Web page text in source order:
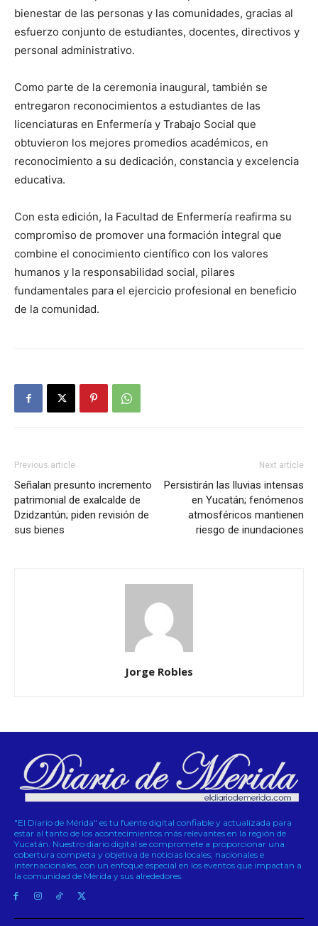
bienestar de las personas y las comunidades, gracias al
esfuerzo conjunto de estudiantes, docentes, directivos y
personal administrativo.
Como parte de la ceremonia inaugural, también se
entregaron reconocimientos a estudiantes de las
licenciaturas en Enfermería y Trabajo Social que
obtuvieron los mejores promedios académicos, en
reconocimiento a su dedicación, constancia y excelencia
educativa.
Con esta edición, la Facultad de Enfermería reafirma su
compromiso de promover una formación integral que
combine el conocimiento científico con los valores
humanos y la responsabilidad social, pilares
fundamentales para el ejercicio profesional en beneficio
de la comunidad.
Previous article
Señalan presunto incremento
patrimonial de exalcalde de
Dzidzantún; piden revisión de
sus bienes
Next article
Persistirán las lluvias intensas
en Yucatán; fenómenos
atmosféricos mantienen
riesgo de inundaciones
Jorge Robles
"El Diario de Mérida" es tu fuente digital confiable y actualizada para
estar al tanto de los acontecimientos más relevantes en la región de
Yucatán. Nuestro diario digital se compromete a proporcionar una
cobertura completa y objetiva de noticias locales, nacionales e
internacionales, con un enfoque especial en los eventos que impactan a
la comunidad de Mérida y sus alrededores.